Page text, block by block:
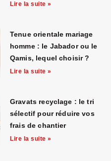
Lire la suite »
Tenue orientale mariage
homme : le Jabador ou le
Qamis, lequel choisir ?
Lire la suite »
Gravats recyclage : le tri
sélectif pour réduire vos
frais de chantier
Lire la suite »